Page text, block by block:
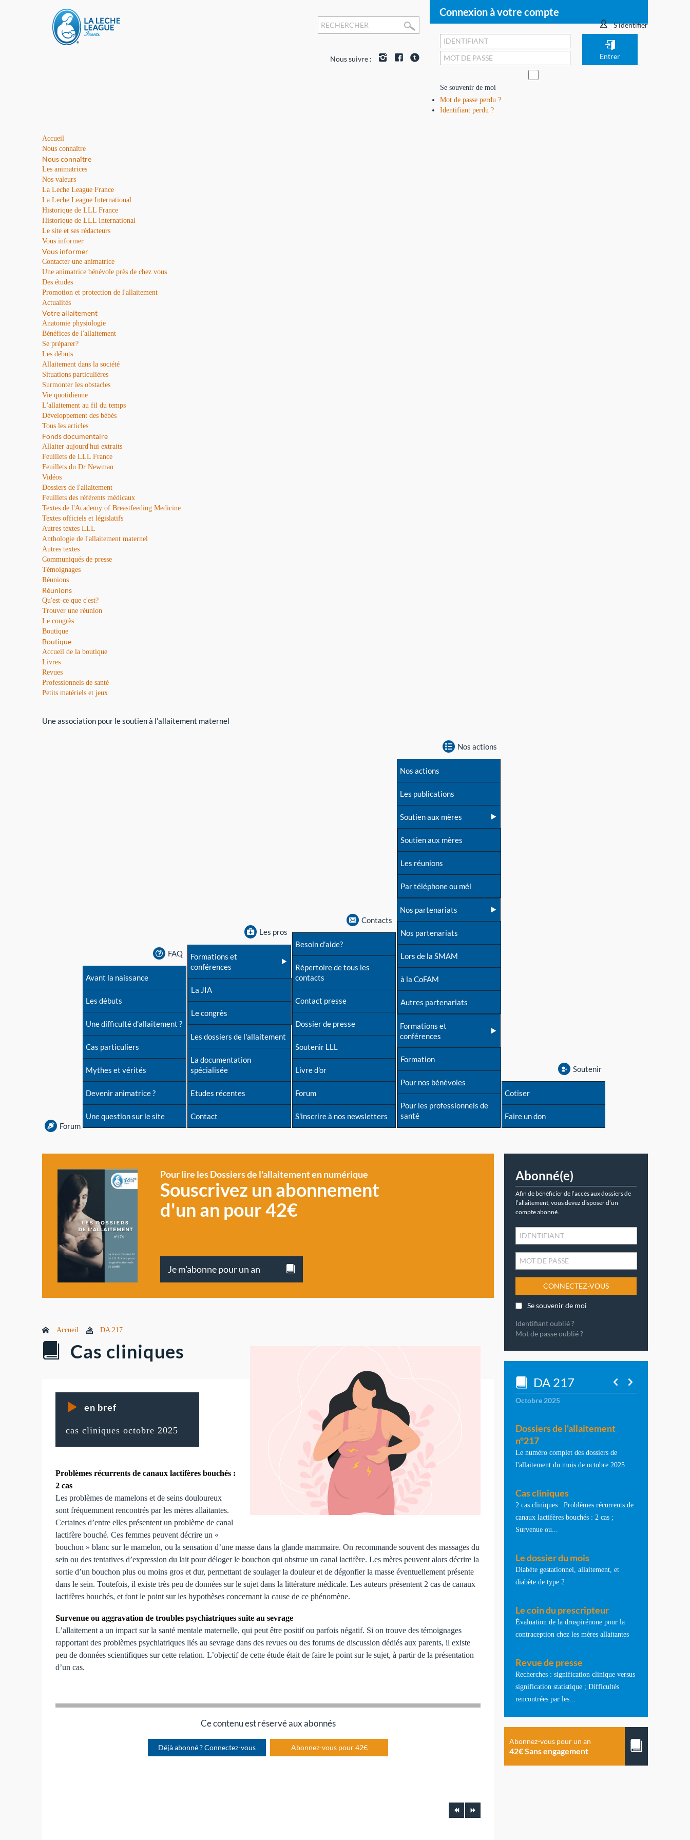
S'identifier
Connexion à votre compte
Se souvenir de moi
Mot de passe perdu ?
Identifiant perdu ?
Nous suivre :
Accueil
Nous connaître
Nous connaître
Les animatrices
Nos valeurs
La Leche League France
La Leche League International
Historique de LLL France
Historique de LLL International
Le site et ses rédacteurs
Vous informer
Vous informer
Contacter une animatrice
Une animatrice bénévole près de chez vous
Des études
Promotion et protection de l'allaitement
Actualités
Votre allaitement
Anatomie physiologie
Bénéfices de l'allaitement
Se préparer?
Les débuts
Allaitement dans la société
Situations particulières
Surmonter les obstacles
Vie quotidienne
L'allaitement au fil du temps
Développement des bébés
Tous les articles
Fonds documentaire
Allaiter aujourd'hui extraits
Feuillets de LLL France
Feuillets du Dr Newman
Vidéos
Dossiers de l'allaitement
Feuillets des référents médicaux
Textes de l'Academy of Breastfeeding Medicine
Textes officiels et législatifs
Autres textes LLL
Anthologie de l'allaitement maternel
Autres textes
Communiqués de presse
Témoignages
Réunions
Réunions
Qu'est-ce que c'est?
Trouver une réunion
Le congrès
Boutique
Boutique
Accueil de la boutique
Livres
Revues
Professionnels de santé
Petits matériels et jeux
Une association pour le soutien à l’allaitement maternel
Forum
FAQ
Avant la naissance
Les débuts
Une difficulté d'allaitement ?
Cas particuliers
Mythes et vérités
Devenir animatrice ?
Une question sur le site
Les pros
Formations et
conférences
La JIA
Le congrès
Les dossiers de l'allaitement
La documentation
spécialisée
Etudes récentes
Contact
Contacts
Besoin d'aide?
Répertoire de tous les
contacts
Contact presse
Dossier de presse
Soutenir LLL
Livre d'or
Forum
S'inscrire à nos newsletters
Nos actions
Nos actions
Les publications
Soutien aux mères
Soutien aux mères
Les réunions
Par téléphone ou mél
Nos partenariats
Nos partenariats
Lors de la SMAM
à la CoFAM
Autres partenariats
Formations et
conférences
Formation
Pour nos bénévoles
Pour les professionnels de
santé
Soutenir
Cotiser
Faire un don
Pour lire les Dossiers de l'allaitement en numérique
Souscrivez un abonnement
d'un an pour 42€
Je m'abonne pour un an
Accueil DA 217
Cas cliniques
en bref
cas cliniques octobre 2025
Problèmes récurrents de canaux lactifères bouchés :
2 cas
Les problèmes de mamelons et de seins douloureux
sont fréquemment rencontrés par les mères allaitantes.
Certaines d’entre elles présentent un problème de canal
lactifère bouché. Ces femmes peuvent décrire un «
bouchon » blanc sur le mamelon, ou la sensation d’une masse dans la glande mammaire. On recommande souvent des massages du
sein ou des tentatives d’expression du lait pour déloger le bouchon qui obstrue un canal lactifère. Les mères peuvent alors décrire la
sortie d’un bouchon plus ou moins gros et dur, permettant de soulager la douleur et de dégonfler la masse éventuellement présente
dans le sein. Toutefois, il existe très peu de données sur le sujet dans la littérature médicale. Les auteurs présentent 2 cas de canaux
lactifères bouchés, et font le point sur les hypothèses concernant la cause de ce phénomène.
Survenue ou aggravation de troubles psychiatriques suite au sevrage
L’allaitement a un impact sur la santé mentale maternelle, qui peut être positif ou parfois négatif. Si on trouve des témoignages
rapportant des problèmes psychiatriques liés au sevrage dans des revues ou des forums de discussion dédiés aux parents, il existe
peu de données scientifiques sur cette relation. L’objectif de cette étude était de faire le point sur le sujet, à partir de la présentation
d’un cas.
Ce contenu est réservé aux abonnés
Déjà abonné ? Connectez-vous Abonnez-vous pour 42€
Abonné(e)
Afin de bénéficier de l’accès aux dossiers de
l’allaitement, vous devez disposer d’un
compte abonné.
CONNECTEZ-VOUS
Se souvenir de moi
Identifiant oublié ?
Mot de passe oublié ?
DA 217
Octobre 2025
Dossiers de l'allaitement
n°217
Le numéro complet des dossiers de
l'allaitement du mois de octobre 2025.
Cas cliniques
2 cas cliniques : Problèmes récurrents de
canaux lactifères bouchés : 2 cas ;
Survenue ou...
Le dossier du mois
Diabète gestationnel, allaitement, et
diabète de type 2
Le coin du prescripteur
Évaluation de la drospirénone pour la
contraception chez les mères allaitantes
Revue de presse
Recherches : signification clinique versus
signification statistique ; Difficultés
rencontrées par les...
Abonnez-vous pour un an
42€ Sans engagement